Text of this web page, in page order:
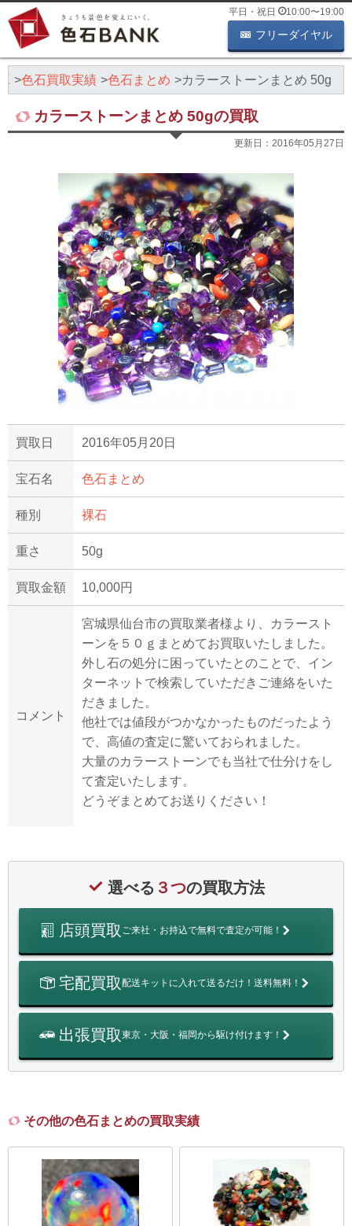
平日・祝日 10:00〜19:00
フリーダイヤル
色石買取実績 色石まとめ カラーストーンまとめ 50g
カラーストーンまとめ 50gの買取
更新日： 2016年05月27日
買取日 2016年05月20日
宝石名 色石まとめ
種別 裸石
重さ 50g
買取金額 10,000円
コメント
宮城県仙台市の買取業者様より、カラースト
ーンを５０ｇまとめてお買取いたしました。
外し石の処分に困っていたとのことで、イン
ターネットで検索していただきご連絡をいた
だきました。
他社では値段がつかなかったものだったよう
で、高値の査定に驚いておられました。
大量のカラーストーンでも当社で仕分けをし
て査定いたします。
どうぞまとめてお送りください！
選べる ３つの買取方法
店頭買取 ご来社・お持込で無料で査定が可能！
宅配買取配送キットに入れて送るだけ！送料無料！
出張買取東京・大阪・福岡から駆け付けます！
その他の色石まとめの買取実績